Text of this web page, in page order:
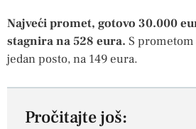
Najveći promet, gotovo 30.000
stagnira na 528 eura. S
jedan posto, na 149 eura.
Pročitajte još: